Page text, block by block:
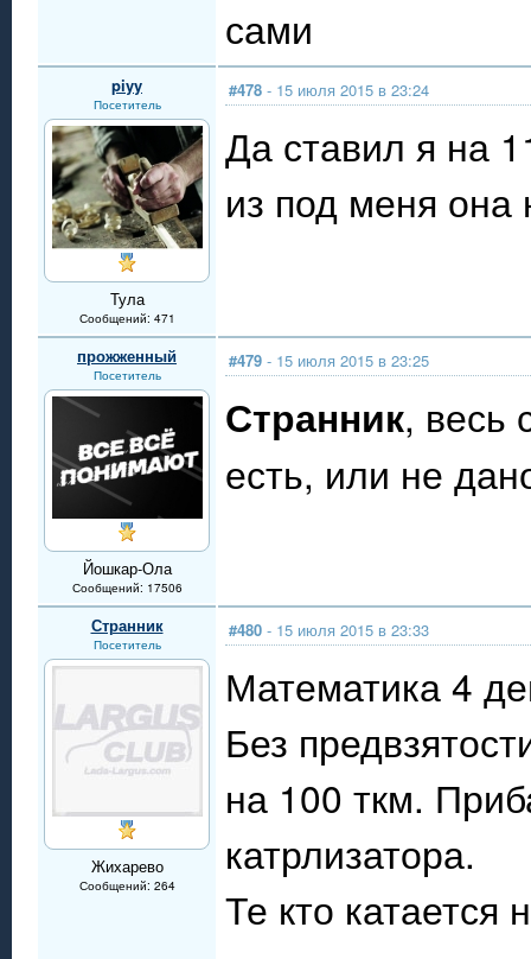
сами
piyy
Посетитель
Тула
Сообщений: 471
#478 - 15 июля 2015 в 23:24
Да ставил я на
из под меня она
прожженный
Посетитель
Йошкар-Ола
Сообщений: 17506
#479 - 15 июля 2015 в 23:25
Странник, весь
есть, или не
Странник
Посетитель
Жихарево
Сообщений: 264
#480 - 15 июля 2015 в 23:33
Математика 4
Без
на 100 ткм.
катрлизатора.
Те кто